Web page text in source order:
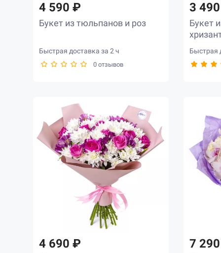
4 590 ₽
Букет из тюльпанов и роз
Быстрая доставка за 2 ч
0 отзывов
3
Букет
Быстрая
4 690 ₽ 7